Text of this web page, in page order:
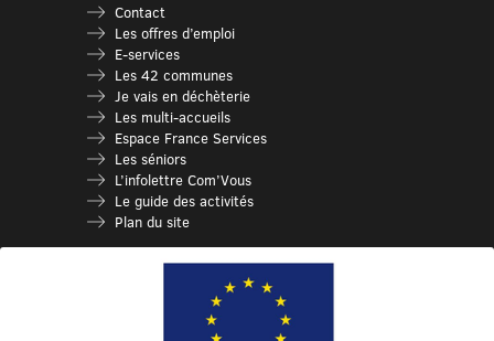
Contact
Les offres d’emploi
E-services
Les 42 communes
Je vais en déchèterie
Les multi-accueils
Espace France Services
Les séniors
L’infolettre Com’Vous
Le guide des activités
Plan du site